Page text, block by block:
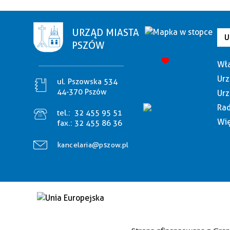
URZĄD MIASTA
PSZÓW
ul. Pszowska 534
44-370 Pszów
tel.: 32 455 95 51
fax.: 32 455 86 36
kancelaria@pszow.pl